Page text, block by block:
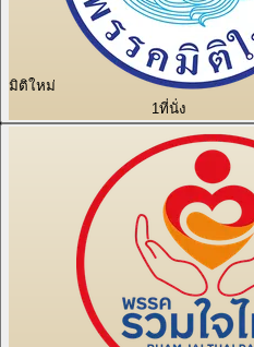
มิติใหม่
1ที่นั่ง